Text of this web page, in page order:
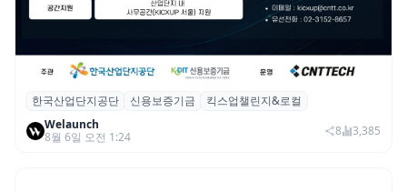
산단공·신보, 2026 ‘킥스업 챌린지&로컬’ 참
여 스타트업 모집
한국산업단지공단 신용보증기금
킥스업챌린지&로컬
Welaunch
8월 6일 오전 1:24
8 3,385